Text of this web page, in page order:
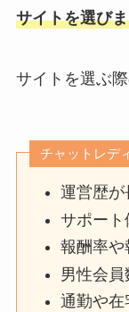
サイトを選び
サイトを選ぶ
チャットレデ
運営歴が
サポート
報酬率や
男性会
通勤や在